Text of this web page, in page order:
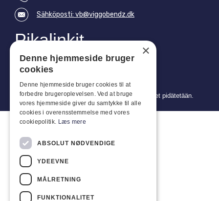
Sähköposti: vb@viggobendz.dk
Pikalinkit
Myynti- ja toimitusehdot
Copyright 2024 © Viggo Bendz. Kaikki oikeudet pidätetään.
×
Denne hjemmeside bruger
cookies
Denne hjemmeside bruger cookies til at
forbedre brugeroplevelsen. Ved at bruge
vores hjemmeside giver du samtykke til alle
cookies i overensstemmelse med vores
cookiepolitik. Læs mere
ABSOLUT NØDVENDIGE
YDEEVNE
MÅLRETNING
FUNKTIONALITET